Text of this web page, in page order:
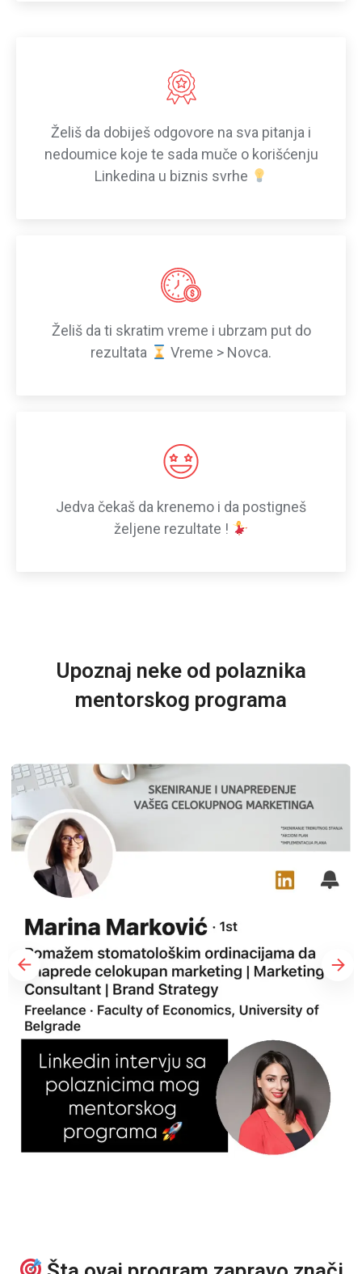
Želiš da dobiješ odgovore na sva pitanja i
nedoumice koje te sada muče o korišćenju
Linkedina u biznis svrhe
Želiš da ti skratim vreme i ubrzam put do
rezultata
Vreme > Novca.
Jedva čekaš da krenemo i da postigneš
željene rezultate !
Upoznaj neke od polaznika
mentorskog programa